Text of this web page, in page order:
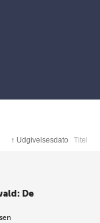
↑ Udgivelsesdato Titel
De